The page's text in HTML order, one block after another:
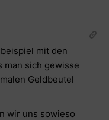
mit den
man sich gewisse
Geldbeutel
wir uns sowieso